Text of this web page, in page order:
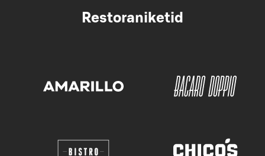
Restoraniketid